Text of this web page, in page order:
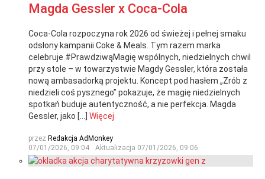
Magda Gessler x Coca-Cola
Coca-Cola rozpoczyna rok 2026 od świeżej i pełnej smaku
odsłony kampanii Coke & Meals. Tym razem marka
celebruje #PrawdziwąMagię wspólnych, niedzielnych chwil
przy stole – w towarzystwie Magdy Gessler, która została
nową ambasadorką projektu. Koncept pod hasłem „Zrób z
niedzieli coś pysznego” pokazuje, że magię niedzielnych
spotkań buduje autentyczność, a nie perfekcja. Magda
Gessler, jako […] Więcej
przez Redakcja AdMonkey
07/01/2026, 09:04
Aktualizacja 07/01/2026, 09:06